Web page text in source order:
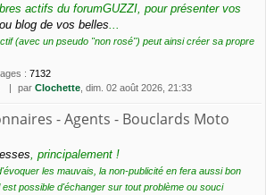
actifs du forumGUZZI, pour présenter vos
blog de vos belles
(avec un pseudo "non rosé") peut ainsi créer sa propre
: 7132
par Clochette , dim. 02 août 2026, 21:33
- Agents - Bouclards Moto
, principalement !
les mauvais, la non-publicité en fera aussi bon
est possible d'échanger sur tout problème ou souci